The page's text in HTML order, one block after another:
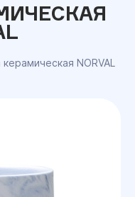
NORVAL